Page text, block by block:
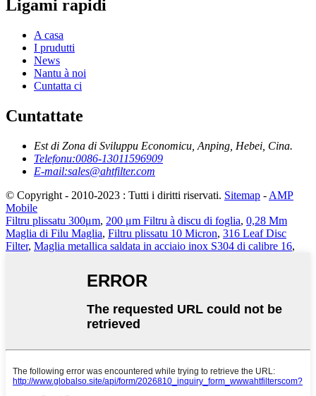
Ligami rapidi
A casa
I prudutti
News
Nantu à noi
Cuntatta ci
Cuntattate
Est di Zona di Sviluppu Economicu, Anping, Hebei, Cina.
Telefonu:0086-13011596909
E-mail:sales@ahtfilter.com
© Copyright - 2010-2023 : Tutti i diritti riservati. Sitemap - AMP
Mobile
Filtru plissatu 300μm, 200 μm Filtru à discu di foglia, 0,28 Mm
Maglia di Filu Maglia, Filtru plissatu 10 Micron, 316 Leaf Disc
Filter, Maglia metallica saldata in acciaio inox S304 di calibre 16,